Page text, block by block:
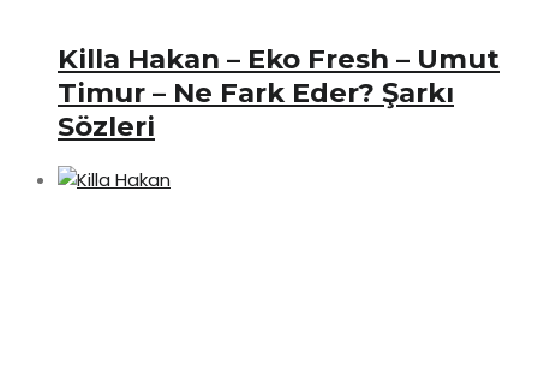
Killa Hakan – Eko Fresh – Umut
Timur – Ne Fark Eder? Şarkı
Sözleri